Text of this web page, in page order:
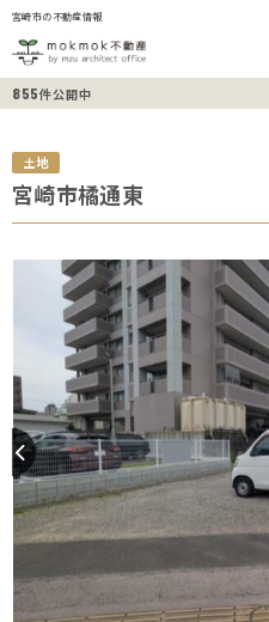
宮崎市の不動産情報
855件公開中
土地
宮崎市橘通東